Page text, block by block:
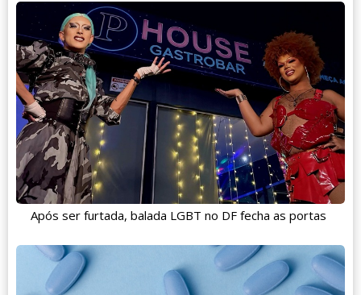
Após ser furtada, balada LGBT no DF fecha as portas